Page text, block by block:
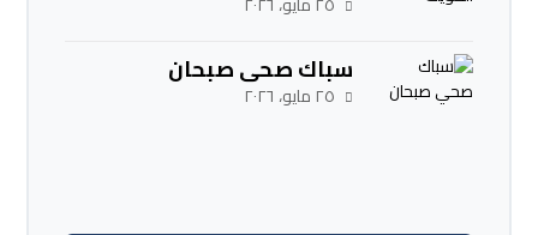
سباك صحي صبحان
٢٥ مايو، ٢٠٢٦